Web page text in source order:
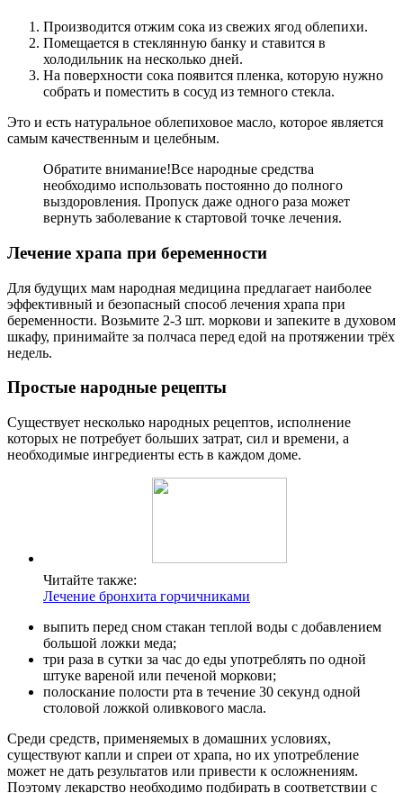
Производится отжим сока из свежих ягод облепихи.
Помещается в стеклянную банку и ставится в
холодильник на несколько дней.
На поверхности сока появится пленка, которую нужно
собрать и поместить в сосуд из темного стекла.
Это и есть натуральное облепиховое масло, которое является
самым качественным и целебным.
Обратите внимание!Все народные средства
необходимо использовать постоянно до полного
выздоровления. Пропуск даже одного раза может
вернуть заболевание к стартовой точке лечения.
Лечение храпа при беременности
Для будущих мам народная медицина предлагает наиболее
эффективный и безопасный способ лечения храпа при
беременности. Возьмите 2-3 шт. моркови и запеките в духовом
шкафу, принимайте за полчаса перед едой на протяжении трёх
недель.
Простые народные рецепты
Существует несколько народных рецептов, исполнение
которых не потребует больших затрат, сил и времени, а
необходимые ингредиенты есть в каждом доме.
Читайте также:
Лечение бронхита горчичниками
выпить перед сном стакан теплой воды с добавлением
большой ложки меда;
три раза в сутки за час до еды употреблять по одной
штуке вареной или печеной моркови;
полоскание полости рта в течение 30 секунд одной
столовой ложкой оливкового масла.
Среди средств, применяемых в домашних условиях,
существуют капли и спреи от храпа, но их употребление
может не дать результатов или привести к осложнениям.
Поэтому лекарство необходимо подбирать в соответствии с